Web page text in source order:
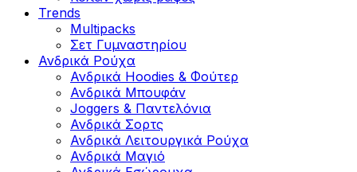
Trends
Multipacks
Σετ Γυμναστηρίου
Ανδρικά Ρούχα
Ανδρικά Hoodies & Φούτερ
Ανδρικά Μπουφάν
Joggers & Παντελόνια
Ανδρικά Σορτς
Ανδρικά Λειτουργικά Ρούχα
Ανδρικά Μαγιό